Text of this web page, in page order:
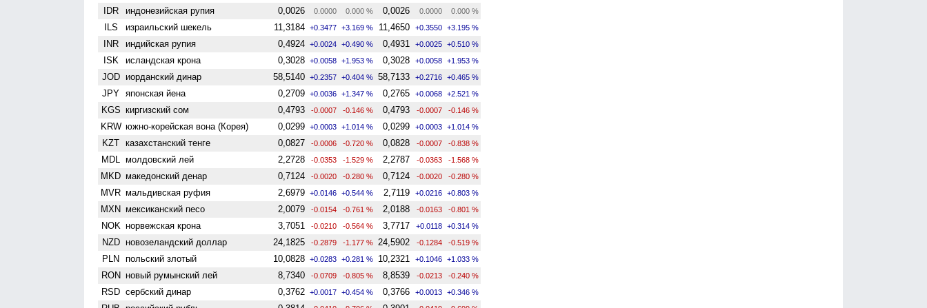
IDR индонезийская рупия 0,0026 0.0000 0.000 % 0,0026 0.0000 0.000 %
ILS израильский шекель 11,3184 +0.3477 +3.169 % 11,4650 +0.3550 +3.195 %
INR индийская рупия 0,4924 +0.0024 +0.490 % 0,4931 +0.0025 +0.510 %
ISK исландская крона 0,3028 +0.0058 +1.953 % 0,3028 +0.0058 +1.953 %
JOD иорданский динар 58,5140 +0.2357 +0.404 % 58,7133 +0.2716 +0.465 %
JPY японская йена 0,2709 +0.0036 +1.347 % 0,2765 +0.0068 +2.521 %
KGS киргизский сом 0,4793 -0.0007 -0.146 % 0,4793 -0.0007 -0.146 %
KRW южно-корейская вона (Корея) 0,0299 +0.0003 +1.014 % 0,0299 +0.0003 +1.014 %
KZT казахстанский тенге 0,0827 -0.0006 -0.720 % 0,0828 -0.0007 -0.838 %
MDL молдовский лей 2,2728 -0.0353 -1.529 % 2,2787 -0.0363 -1.568 %
MKD македонский денар 0,7124 -0.0020 -0.280 % 0,7124 -0.0020 -0.280 %
MVR мальдивская руфия 2,6979 +0.0146 +0.544 % 2,7119 +0.0216 +0.803 %
MXN мексиканский песо 2,0079 -0.0154 -0.761 % 2,0188 -0.0163 -0.801 %
NOK норвежская крона 3,7051 -0.0210 -0.564 % 3,7717 +0.0118 +0.314 %
NZD ново­зеландский доллар 24,1825 -0.2879 -1.177 % 24,5902 -0.1284 -0.519 %
PLN польский злотый 10,0828 +0.0283 +0.281 % 10,2321 +0.1046 +1.033 %
RON новый румынский лей 8,7340 -0.0709 -0.805 % 8,8539 -0.0213 -0.240 %
RSD сербский динар 0,3762 +0.0017 +0.454 % 0,3766 +0.0013 +0.346 %